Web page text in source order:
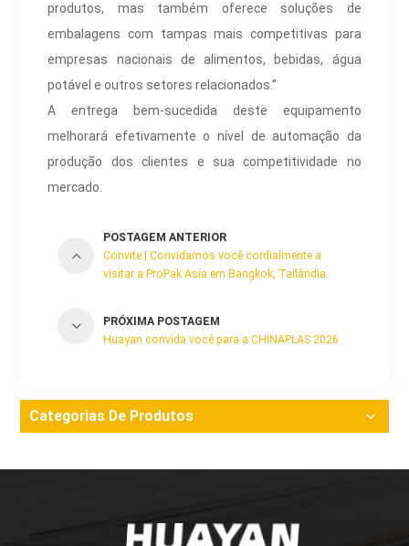
produtos, mas também oferece soluções de
embalagens com tampas mais competitivas para
empresas nacionais de alimentos, bebidas, água
potável e outros setores relacionados.”
A entrega bem-sucedida deste equipamento
melhorará efetivamente o nível de automação da
produção dos clientes e sua competitividade no
mercado.
POSTAGEM ANTERIOR
Convite | Convidamos você cordialmente a
visitar a ProPak Asia em Bangkok, Tailândia.
PRÓXIMA POSTAGEM
Huayan convida você para a CHINAPLAS 2026
Categorias De Produtos